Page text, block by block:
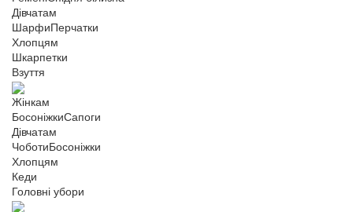
Дівчатам
ШарфиПерчатки
Хлопцям
Шкарпетки
Взуття
Жінкам
БосоніжкиСапоги
Дівчатам
ЧоботиБосоніжки
Хлопцям
Кеди
Головні убори